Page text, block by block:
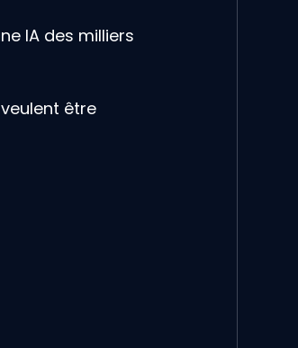
IA des milliers
être